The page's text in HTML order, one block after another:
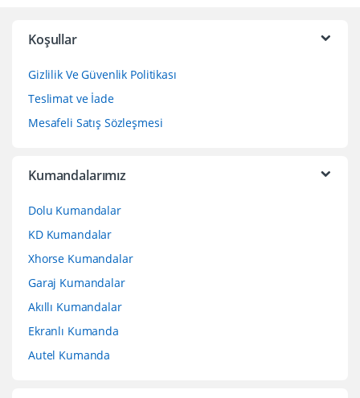
Koşullar
Gizlilik Ve Güvenlik Politikası
Teslimat ve İade
Mesafeli Satış Sözleşmesi
Kumandalarımız
Dolu Kumandalar
KD Kumandalar
Xhorse Kumandalar
Garaj Kumandalar
Akıllı Kumandalar
Ekranlı Kumanda
Autel Kumanda